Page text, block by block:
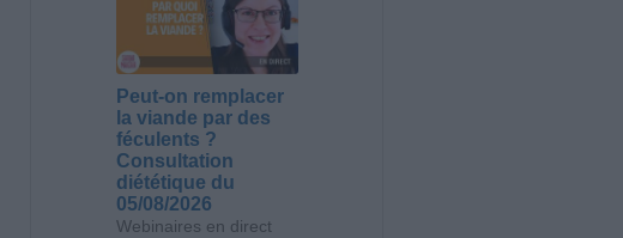
Peut-on remplacer
la viande par des
féculents ?
Consultation
diététique du
05/08/2026
Webinaires en direct